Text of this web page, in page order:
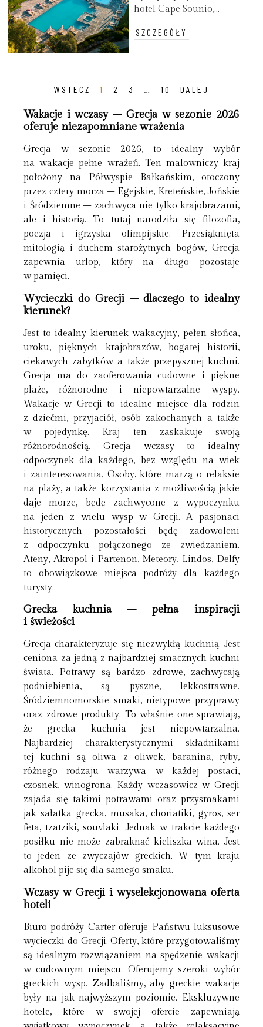
hotel Cape Sounio,...
SZCZEGÓŁY
WSTECZ 1 2 3 10 DALEJ
Wakacje i wczasy – Grecja w sezonie 2026
oferuje niezapomniane wrażenia
Grecja w sezonie 2026, to idealny wybór
na wakacje pełne wrażeń. Ten malowniczy kraj
położony na Półwyspie Bałkańskim, otoczony
przez cztery morza – Egejskie, Kreteńskie, Jońskie
i Śródziemne – zachwyca nie tylko krajobrazami,
ale i historią. To tutaj narodziła się filozofia,
poezja i igrzyska olimpijskie. Przesiąknięta
mitologią i duchem starożytnych bogów, Grecja
zapewnia urlop, który na długo pozostaje
w pamięci.
Wycieczki do Grecji – dlaczego to idealny
kierunek?
Jest to idealny kierunek wakacyjny, pełen słońca,
uroku, pięknych krajobrazów, bogatej historii,
ciekawych zabytków a także przepysznej kuchni.
Grecja ma do zaoferowania cudowne i piękne
plaże, różnorodne i niepowtarzalne wyspy.
Wakacje w Grecji to idealne miejsce dla rodzin
z dziećmi, przyjaciół, osób zakochanych a także
w pojedynkę. Kraj ten zaskakuje swoją
różnorodnością. Grecja wczasy to idealny
odpoczynek dla każdego, bez względu na wiek
i zainteresowania. Osoby, które marzą o relaksie
na plaży, a także korzystania z możliwością jakie
daje morze, będę zachwycone z wypoczynku
na jeden z wielu wysp w Grecji. A pasjonaci
historycznych pozostałości będę zadowoleni
z odpoczynku połączonego ze zwiedzaniem.
Ateny, Akropol i Partenon, Meteory, Lindos, Delfy
to obowiązkowe miejsca podróży dla każdego
turysty.
Grecka kuchnia – pełna inspiracji
i świeżości
Grecja charakteryzuje się niezwykłą kuchnią. Jest
ceniona za jedną z najbardziej smacznych kuchni
świata. Potrawy są bardzo zdrowe, zachwycają
podniebienia, są pyszne, lekkostrawne.
Śródziemnomorskie smaki, nietypowe przyprawy
oraz zdrowe produkty. To właśnie one sprawiają,
że grecka kuchnia jest niepowtarzalna.
Najbardziej charakterystycznymi składnikami
tej kuchni są oliwa z oliwek, baranina, ryby,
różnego rodzaju warzywa w każdej postaci,
czosnek, winogrona. Każdy wczasowicz w Grecji
zajada się takimi potrawami oraz przysmakami
jak sałatka grecka, musaka, choriatiki, gyros, ser
feta, tzatziki, souvlaki. Jednak w trakcie każdego
posiłku nie może zabraknąć kieliszka wina. Jest
to jeden ze zwyczajów greckich. W tym kraju
alkohol pije się dla samego smaku.
Wczasy w Grecji i wyselekcjonowana oferta
hoteli
Biuro podróży Carter oferuje Państwu luksusowe
wycieczki do Grecji. Oferty, które przygotowaliśmy
są idealnym rozwiązaniem na spędzenie wakacji
w cudownym miejscu. Oferujemy szeroki wybór
greckich wysp. Zadbaliśmy, aby greckie wakacje
były na jak najwyższym poziomie. Ekskluzywne
hotele, które w swojej ofercie zapewniają